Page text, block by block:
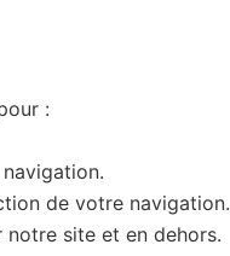
:
de votre navigation.
notre site et en dehors.